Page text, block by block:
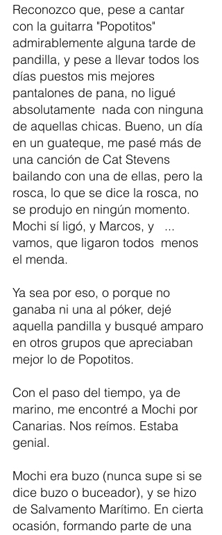
Reconozco que, pese a cantar
con la guitarra "Popotitos"
admirablemente alguna tarde de
pandilla, y pese a llevar todos los
días puestos mis mejores
pantalones de pana, no ligué
absolutamente  nada con ninguna
de aquellas chicas. Bueno, un día
en un guateque, me pasé más de
una canción de Cat Stevens
bailando con una de ellas, pero la
rosca, lo que se dice la rosca, no
se produjo en ningún momento.
Mochi sí ligó, y Marcos, y   ...
vamos, que ligaron todos  menos
el menda.
Ya sea por eso, o porque no
ganaba ni una al póker, dejé
aquella pandilla y busqué amparo
en otros grupos que apreciaban
mejor lo de Popotitos.
Con el paso del tiempo, ya de
marino, me encontré a Mochi por
Canarias. Nos reímos. Estaba
genial.
Mochi era buzo (nunca supe si se
dice buzo o buceador), y se hizo
de Salvamento Marítimo. En cierta
ocasión, formando parte de una